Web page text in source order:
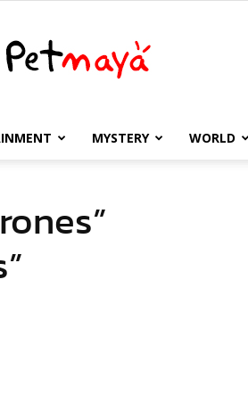
เพชร MYSTERY WORLD